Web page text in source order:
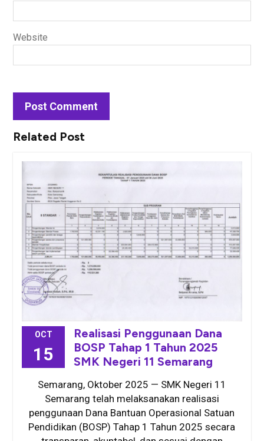
Website
Related Post
OCT
15
Realisasi Penggunaan Dana
BOSP Tahap 1 Tahun 2025
SMK Negeri 11 Semarang
Semarang, Oktober 2025 — SMK Negeri 11
Semarang telah melaksanakan realisasi
penggunaan Dana Bantuan Operasional Satuan
Pendidikan (BOSP) Tahap 1 Tahun 2025 secara